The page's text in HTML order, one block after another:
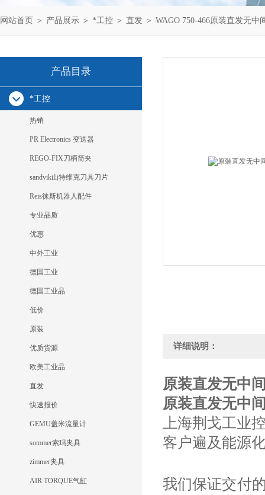
网站首页 ＞ 产品展示 ＞ *工控 ＞ 直发 ＞ WAGO 750-466原装直发无中
产品目录
*工控
热销
PR Electronics 变送器
REGO-FIX刀柄筒夹
sandvik山特维克刀具刀片
Reis徕斯机器人配件
专业品质
优惠
中外工业
德国工业
德国工业品
低价
原装
优质货源
欧美工业品
直发
快速报价
GEMU盖米流量计
sommer索玛夹具
zimmer夹具
AIR TORQUE气缸
详细说明：
原装直发无中
原装直发无中
上海荆戈工业
客户遍及能源
我们保证交付